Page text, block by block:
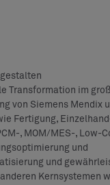
Transformation im
von Siemens Mendix
Fertigung,
, MOM/MES-, Low-
und
und
Kernsystemen